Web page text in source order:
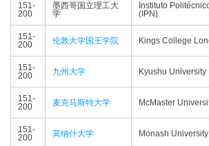
151-
200
墨西哥国立理工大
学
Instituto
(IPN)
151-
200
伦敦大学国王学院 Kings College
151-
200
九州大学 Kyushu University
151-
200
麦克马斯特大学 McMaster
151-
200
莫纳什大学 Monash University